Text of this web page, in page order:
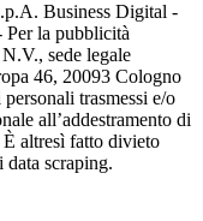
Business Digital -
la pubblicità
sede legale
46, 20093 Cologno
trasmessi e/o
all’addestramento di
altresì fatto divieto
data scraping.